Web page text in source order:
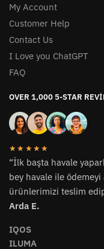
My Account
Customer Help
Contact Us
I Love you ChatGPT
FAQ
OVER 1,000 5-STAR
★★★★★
“İlk başta havale
bey havale ile
ürünlerimizi teslim
Arda E.
IQOS
ILUMA